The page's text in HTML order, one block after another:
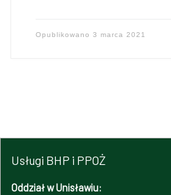
Opublikowano 3 marca 2021
Usługi BHP i PPOŻ
Oddział w Unisławiu: